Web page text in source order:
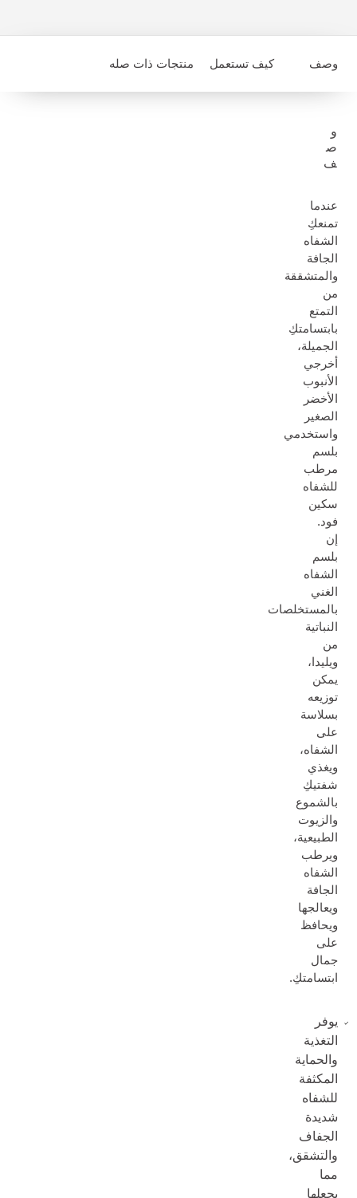
وصف كيف تستعمل منتجات ذات صله
و
ص
ف
عندما
تمنعكِ
الشفاه
الجافة
والمتشققة
من
التمتع
بابتسامتكِ
الجميلة،
أخرجي
الأنبوب
الأخضر
الصغير
واستخدمي
بلسم
مرطب
للشفاه
سكين
فود.
إن
بلسم
الشفاه
الغني
بالمستخلصات
النباتية
من
ويليدا،
يمكن
توزيعه
بسلاسة
على
الشفاه،
ويغذي
شفتيكِ
بالشموع
والزيوت
الطبيعية،
ويرطب
الشفاه
الجافة
ويعالجها
ويحافظ
على
جمال
ابتسامتكِ.
يوفر
التغذية
والحماية
المكثفة
للشفاه
شديدة
الجفاف
والتشقق،
مما
يجعلها